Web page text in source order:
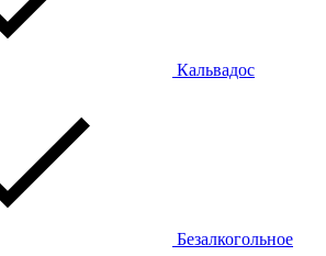
Кальвадос
Безалкогольное